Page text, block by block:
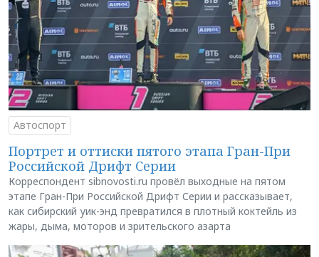
Автоспорт
Портрет и оттиски пятого этапа Гран-При
Российской Дрифт Серии
Корреспондент sibnovosti.ru провёл выходные на пятом
этапе Гран-При Российской Дрифт Серии и рассказывает,
как сибирский уик-энд превратился в плотный коктейль из
жары, дыма, моторов и зрительского азарта